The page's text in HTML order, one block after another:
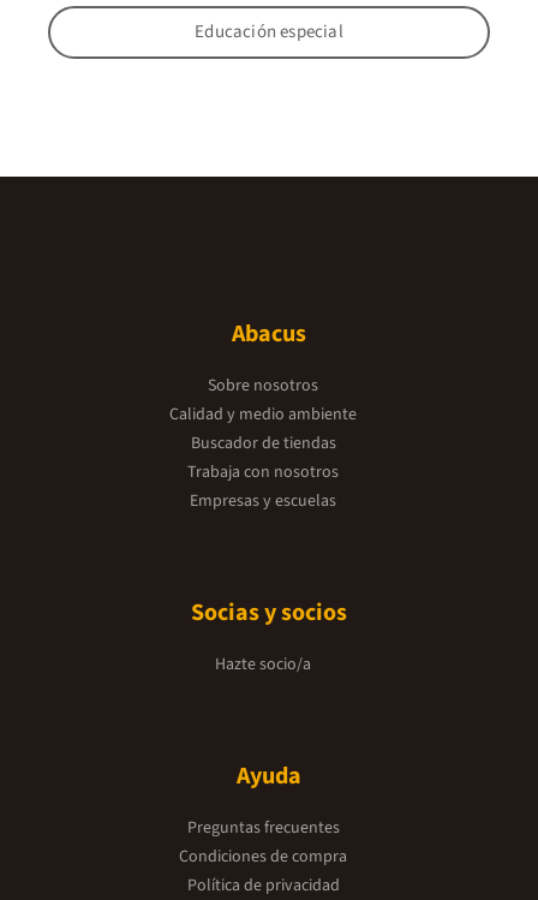
Educación especial
Abacus
Sobre nosotros
Calidad y medio ambiente
Buscador de tiendas
Trabaja con nosotros
Empresas y escuelas
Socias y socios
Hazte socio/a
Ayuda
Preguntas frecuentes
Condiciones de compra
Política de privacidad